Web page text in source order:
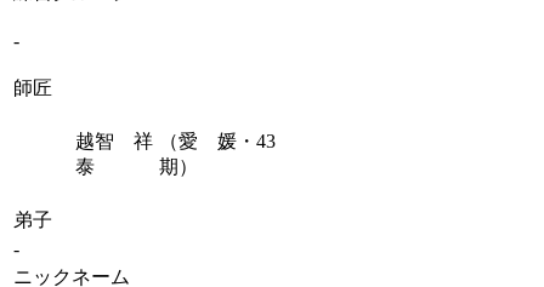
-
師匠
越智 祥
泰
（愛 媛・43
期）
弟子
-
ニックネーム